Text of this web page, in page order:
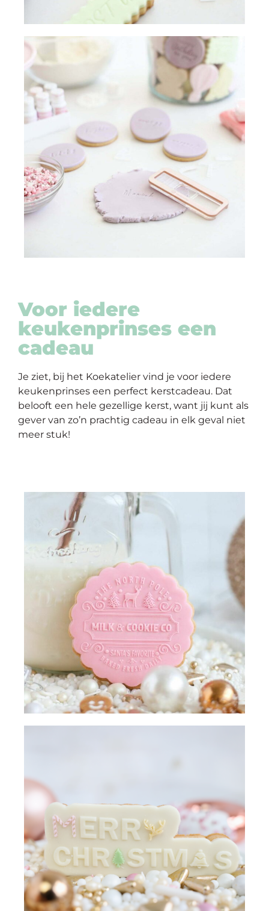
Voor iedere
keukenprinses een
cadeau
Je ziet, bij het Koekatelier vind je voor iedere
keukenprinses een perfect kerstcadeau. Dat
belooft een hele gezellige kerst, want jij kunt als
gever van zo’n prachtig cadeau in elk geval niet
meer stuk!